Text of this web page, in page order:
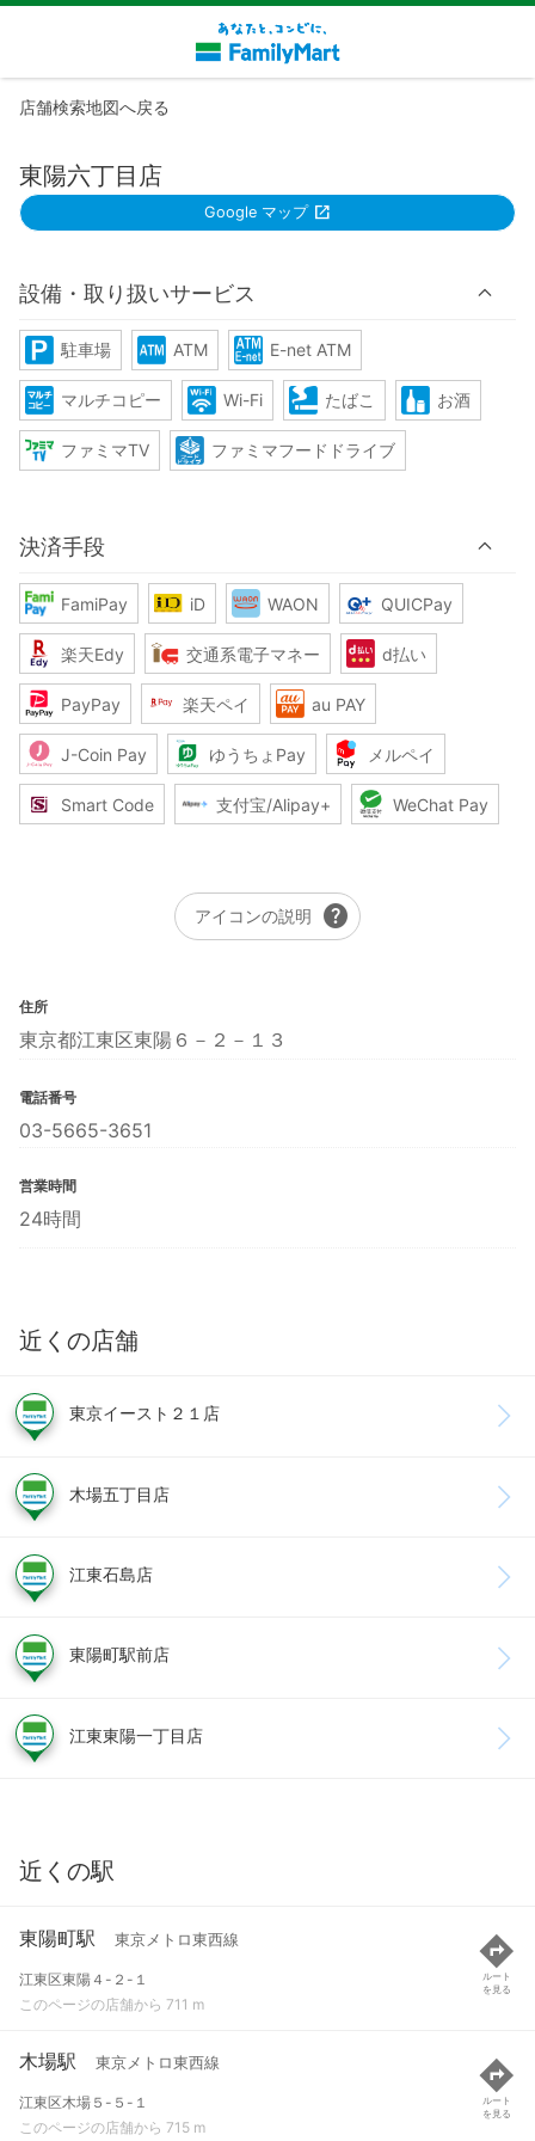
店舗検索地図へ戻る
東陽六丁目店
Google マップ
設備・取り扱いサービス
駐車場 ATM E-net ATM
マルチコピー Wi-Fi たばこ お酒
ファミマTV ファミマフードドライブ
決済手段
FamiPay iD WAON QUICPay
楽天Edy 交通系電子マネー d払い
PayPay 楽天ペイ au PAY
J-Coin Pay ゆうちょPay メルペイ
Smart Code 支付宝/Alipay+ WeChat Pay
アイコンの説明 help
住所
東京都江東区東陽６－２－１３
電話番号
03-5665-3651
営業時間
24時間
近くの店舗
東京イースト２１店
木場五丁目店
江東石島店
東陽町駅前店
江東東陽一丁目店
近くの駅
東陽町駅 東京メトロ東西線
江東区東陽４-２-１
このページの店舗から 711 m
ルート
を見る
木場駅 東京メトロ東西線
江東区木場５-５-１
このページの店舗から 715 m
ルート
を見る